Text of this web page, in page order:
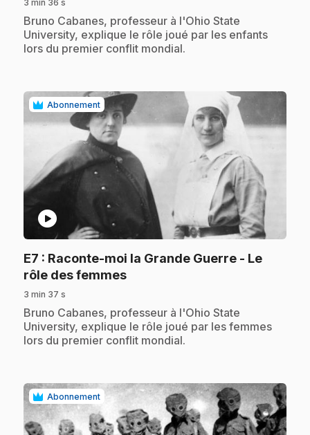
3 min 36 s
.Bruno Cabanes, professeur à l'Ohio State
University, explique le rôle joué par les enfants
lors du premier conflit mondial.
Abonnement
play_circle
E7 : Raconte-moi la Grande Guerre - Le
rôle des femmes.
3 min 37 s
.Bruno Cabanes, professeur à l'Ohio State
University, explique le rôle joué par les femmes
lors du premier conflit mondial.
Abonnement